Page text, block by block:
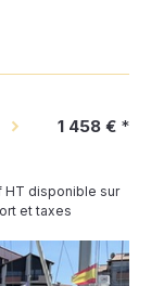
1 458 € *
HT disponible sur
et taxes